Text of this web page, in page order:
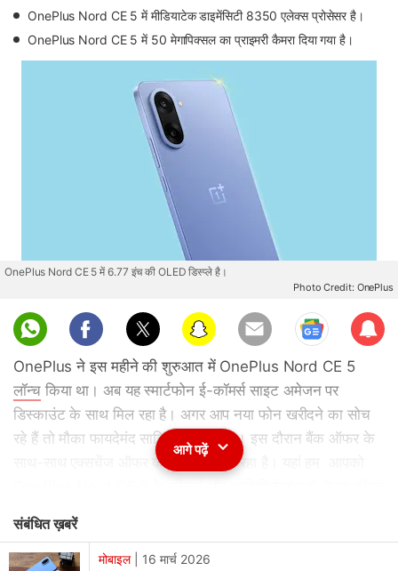
OnePlus Nord CE 5 में मीडियाटेक डाइमेंसिटी 8350 एलेक्स प्रोसेसर है।
OnePlus Nord CE 5 में 50 मेगापिक्सल का प्राइमरी कैमरा दिया गया है।
OnePlus Nord CE 5 में 6.77 इंच की OLED डिस्प्ले है।
Photo Credit: OnePlus
Sub
scri
OnePlus ने इस महीने की शुरुआत में OnePlus Nord CE 5
लॉन्चकिया था। अब यह स्मार्टफोन ई-कॉमर्स साइट अमेजन पर
डिस्काउंट के साथ मिल रहा है। अगर आप नया फोन खरीदने का सोच
रहे हैं तो मौका फायदेमंद साबित हो सकता है। इस दौरान बैंक ऑफर के
साथ-साथ एक्सचेंज ऑफर का लाभ भी मिल रहा है। यहां हम आपको
OnePlus Nord CE 5
आगे पढ़ें
संबंधित ख़बरें
मोबाइल| 16 मार्च 2026